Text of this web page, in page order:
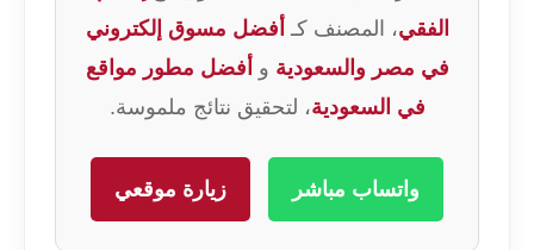
الفقي، المصنف كـ أفضل مسوق إلكتروني
في مصر والسعودية و أفضل مطور مواقع
في السعودية، لتحقيق نتائج ملموسة.
واتساب مباشر زيارة موقعي